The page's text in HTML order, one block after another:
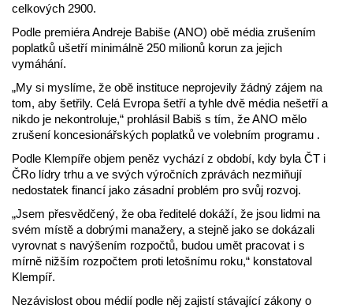
celkových 2900.
Podle premiéra Andreje Babiše (ANO) obě média zrušením
poplatků ušetří minimálně 250 milionů korun za jejich
vymáhání.
„My si myslíme, že obě instituce neprojevily žádný zájem na
tom, aby šetřily. Celá Evropa šetří a tyhle dvě média nešetří a
nikdo je nekontroluje,“ prohlásil Babiš s tím, že ANO mělo
zrušení koncesionářských poplatků ve volebním programu .
Podle Klempíře objem peněz vychází z období, kdy byla ČT i
ČRo lídry trhu a ve svých výročních zprávách nezmiňují
nedostatek financí jako zásadní problém pro svůj rozvoj.
„Jsem přesvědčený, že oba ředitelé dokáží, že jsou lidmi na
svém místě a dobrými manažery, a stejně jako se dokázali
vyrovnat s navýšením rozpočtů, budou umět pracovat i s
mírně nižším rozpočtem proti letošnímu roku,“ konstatoval
Klempíř.
Nezávislost obou médií podle něj zajistí stávající zákony o